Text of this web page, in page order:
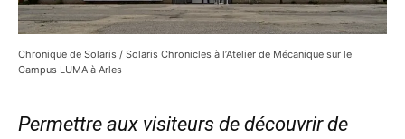
Chronique de Solaris / Solaris Chronicles à l’Atelier de Mécanique sur le
Campus LUMA à Arles
Permettre aux visiteurs de découvrir de